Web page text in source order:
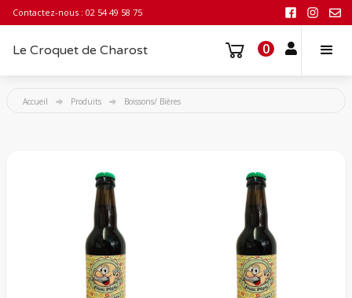
Contactez-nous : 02 54 49 58 75
Le Croquet de Charost 0
Accueil Produits Boissons/ Bières